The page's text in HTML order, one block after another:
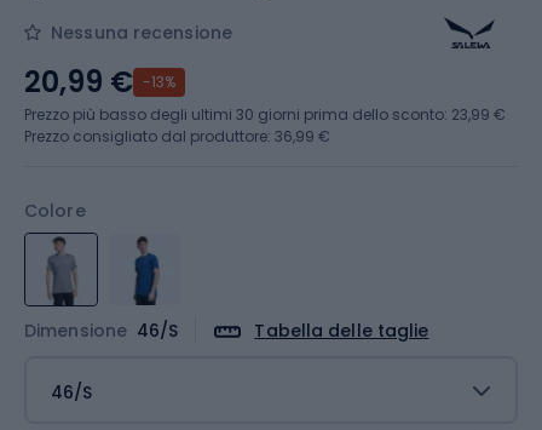
Nessuna recensione
Colore
Dimensione 46/S Tabella delle taglie
46/S
20,99 € -13%
Prezzo più basso degli ultimi 30 giorni prima dello sconto: 23,99 €
Prezzo consigliato dal produttore: 36,99 €